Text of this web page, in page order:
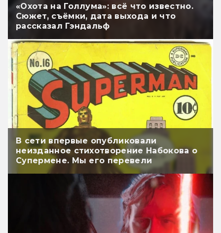
«Охота на Голлума»: всё что известно.
Сюжет, съёмки, дата выхода и что
рассказал Гэндальф
В сети впервые опубликовали
неизданное стихотворение Набокова о
Супермене. Мы его перевели